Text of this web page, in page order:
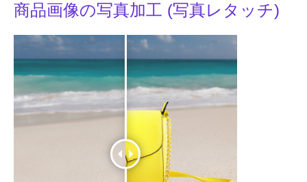
商品画像の写真加工 (写真レタッチ)